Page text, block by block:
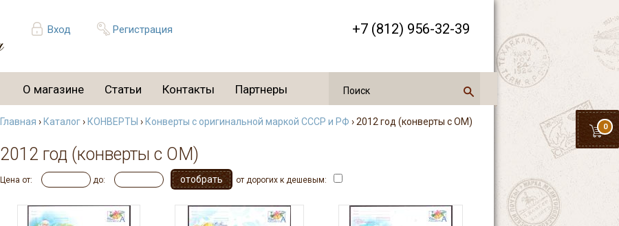
Вход Регистрация +7 (812) 956-32-39
0
О магазине Статьи Контакты Партнеры
Главная › Каталог› КОНВЕРТЫ › Конверты с оригинальной маркой СССР и РФ › 2012 год (конверты с ОМ)
2012 год (конверты с ОМ)
Цена от: до: от дорогих к дешевым: